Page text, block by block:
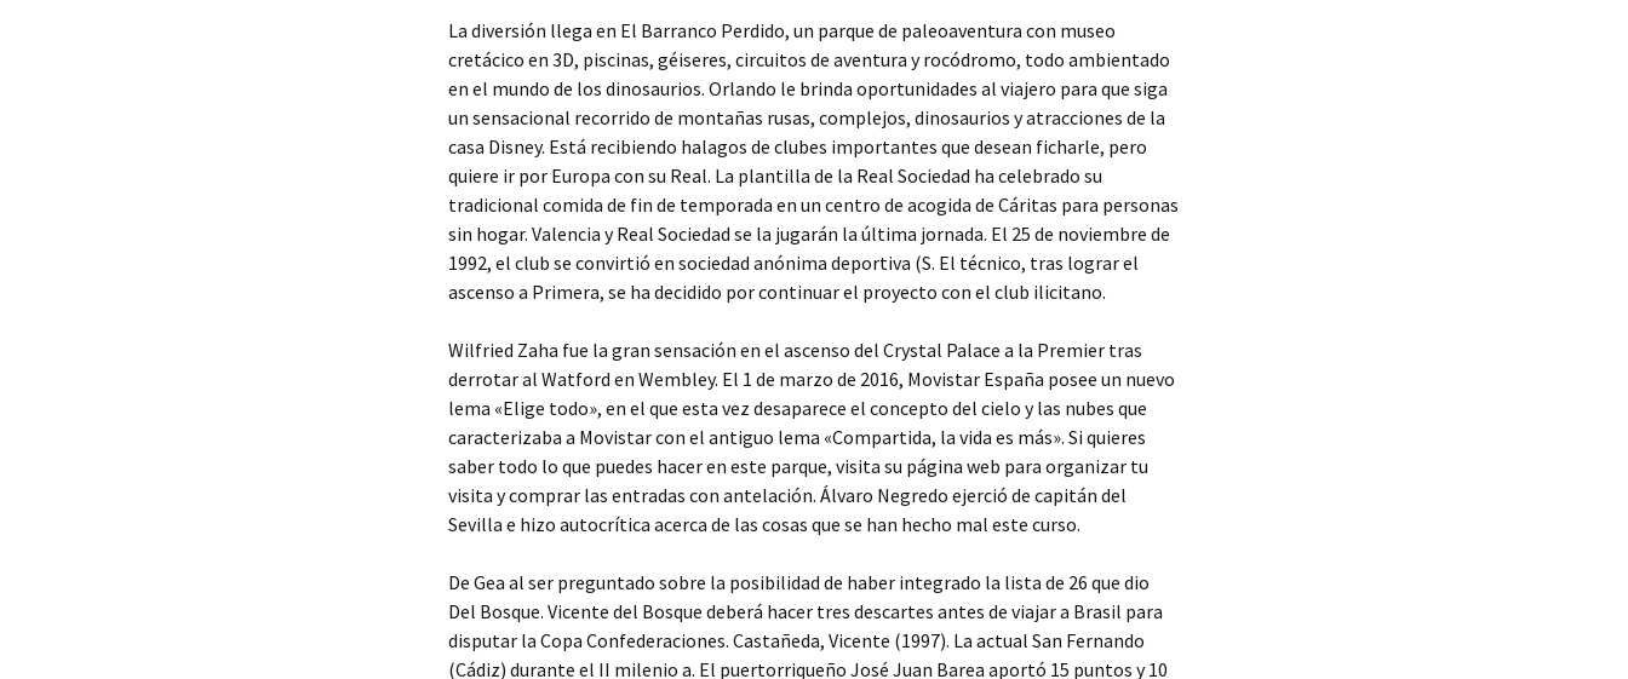
La diversión llega en El Barranco Perdido, un parque de paleoaventura con museo
cretácico en 3D, piscinas, géiseres, circuitos de aventura y rocódromo, todo ambientado
en el mundo de los dinosaurios. Orlando le brinda oportunidades al viajero para que siga
un sensacional recorrido de montañas rusas, complejos, dinosaurios y atracciones de la
casa Disney. Está recibiendo halagos de clubes importantes que desean ficharle, pero
quiere ir por Europa con su Real. La plantilla de la Real Sociedad ha celebrado su
tradicional comida de fin de temporada en un centro de acogida de Cáritas para personas
sin hogar. Valencia y Real Sociedad se la jugarán la última jornada. El 25 de noviembre de
1992, el club se convirtió en sociedad anónima deportiva (S. El técnico, tras lograr el
ascenso a Primera, se ha decidido por continuar el proyecto con el club ilicitano.
Wilfried Zaha fue la gran sensación en el ascenso del Crystal Palace a la Premier tras
derrotar al Watford en Wembley. El 1 de marzo de 2016, Movistar España posee un nuevo
lema «Elige todo», en el que esta vez desaparece el concepto del cielo y las nubes que
caracterizaba a Movistar con el antiguo lema «Compartida, la vida es más». Si quieres
saber todo lo que puedes hacer en este parque, visita su página web para organizar tu
visita y comprar las entradas con antelación. Álvaro Negredo ejerció de capitán del
Sevilla e hizo autocrítica acerca de las cosas que se han hecho mal este curso.
De Gea al ser preguntado sobre la posibilidad de haber integrado la lista de 26 que dio
Del Bosque. Vicente del Bosque deberá hacer tres descartes antes de viajar a Brasil para
disputar la Copa Confederaciones. Castañeda, Vicente (1997). La actual San Fernando
(Cádiz) durante el II milenio a. El puertorriqueño José Juan Barea aportó 15 puntos y 10